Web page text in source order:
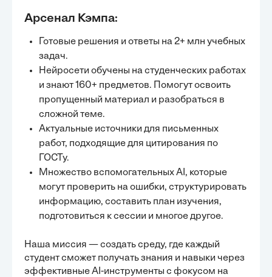
Таким образом, глава предоставила исчерпывающее
руководство по управлению острыми
минимизацию рисков и улучшение исходов.
подчеркивает
в области
возраста.
Арсенал Кэмпа:
Готовые решения и ответы на 2+ млн учебных
задач.
Нейросети обучены на студенческих работах
и знают 160+ предметов. Помогут освоить
пропущенный материал и разобраться в
сложной теме.
Актуальные источники для письменных
работ, подходящие для цитирования по
ГОСТу.
Множество вспомогательных AI, которые
могут проверить на ошибки, структурировать
информацию, составить план изучения,
подготовиться к сессии и многое другое.
Наша миссия — создать среду, где каждый
студент сможет получать знания и навыки через
эффективные AI-инструменты с фокусом на